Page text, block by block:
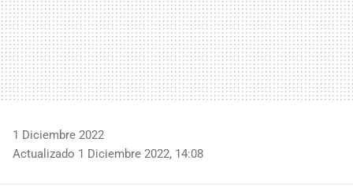
1 Diciembre 2022
Actualizado 1 Diciembre 2022, 14:08